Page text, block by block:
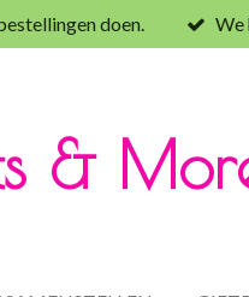
doen. We
&